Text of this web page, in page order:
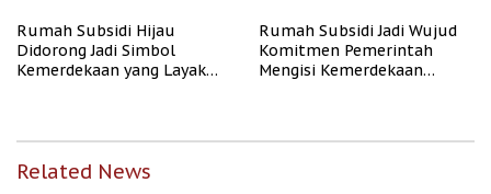
Rumah Subsidi Hijau
Didorong Jadi Simbol
Kemerdekaan yang Layak
Rumah Subsidi Jadi Wujud
Komitmen Pemerintah
Mengisi Kemerdekaan
Related News